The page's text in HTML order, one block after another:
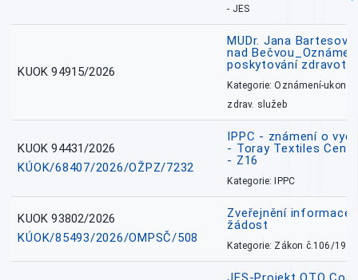
- JES
KUOK 94915/2026
MUDr. Jana
nad
poskytování
Kategorie: Oznámení-
zdrav. služeb
KUOK 94431/2026
KÚOK/68407/2026/OŽPZ/7232
IPPC - známení o
- Toray Textiles
- Z16
Kategorie: IPPC
KUOK 93802/2026
KÚOK/85493/2026/OMPSČ/508
Zveřejnění informace
žádost
Kategorie: Zákon č.106/1999